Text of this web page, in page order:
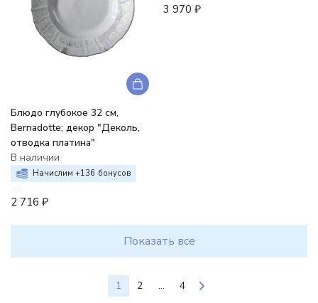
Блюдо глубокое 32 см,
Bernadotte; декор "Деколь,
отводка платина"
В наличии
Начислим +136 бонусов
2 716 ₽
3 970 ₽
Показать все
1 2 ...
4